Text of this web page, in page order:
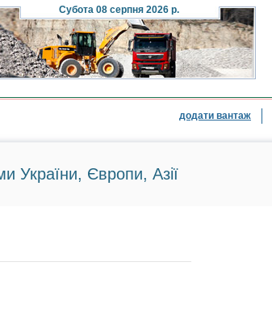
Субота08 серпня 2026 р.
додати вантаж
України, Європи, Азії